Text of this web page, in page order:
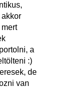
akkor
a
:)
de
van